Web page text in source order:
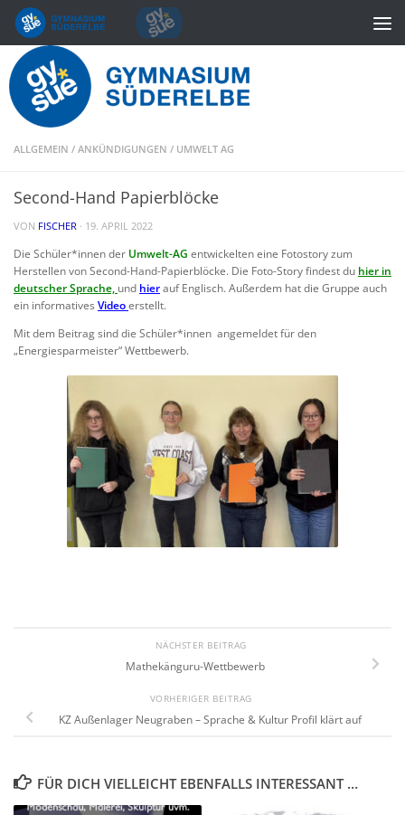
Zum Inhalt springen
ALLGEMEIN / ANKÜNDIGUNGEN / UMWELT AG
Second-Hand Papierblöcke
VON FISCHER · 19. APRIL 2022
Die Schüler*innen der Umwelt-AG entwickelten eine Fotostory zum
Herstellen von Second-Hand-Papierblöcke. Die Foto-Story findest du hier in
deutscher Sprache, und hierauf Englisch. Außerdem hat die Gruppe auch
ein informatives Videoerstellt.
Mit dem Beitrag sind die Schüler*innen angemeldet für den
„Energiesparmeister“ Wettbewerb.
NÄCHSTER BEITRAG
Mathekänguru-Wettbewerb
VORHERIGER BEITRAG
KZ Außenlager Neugraben – Sprache & Kultur Profil klärt auf
FÜR DICH VIELLEICHT EBENFALLS INTERESSANT …